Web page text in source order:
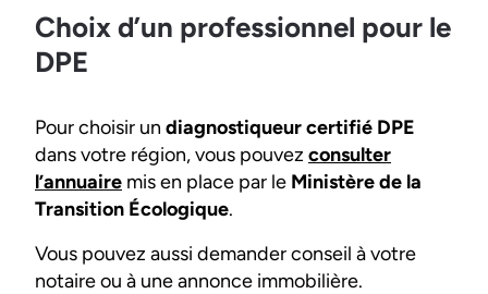
Choix d’un professionnel pour le
DPE
Pour choisir un diagnostiqueur certifié DPE
dans votre région, vous pouvez consulter
l’annuaire mis en place par le Ministère de la
Transition Écologique.
Vous pouvez aussi demander conseil à votre
notaire ou à une annonce immobilière.